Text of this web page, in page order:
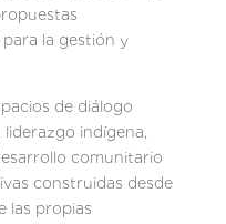
la gestión y
de diálogo
indígena,
comunitario
construidas desde
las propias